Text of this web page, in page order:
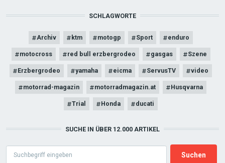
SCHLAGWORTE
Archiv ktm motogp Sport enduro
motocross red bull erzbergrodeo gasgas Szene
Erzbergrodeo yamaha eicma ServusTV video
motorrad-magazin motorradmagazin.at Husqvarna
Trial Honda ducati
SUCHE IN ÜBER 12.000 ARTIKEL